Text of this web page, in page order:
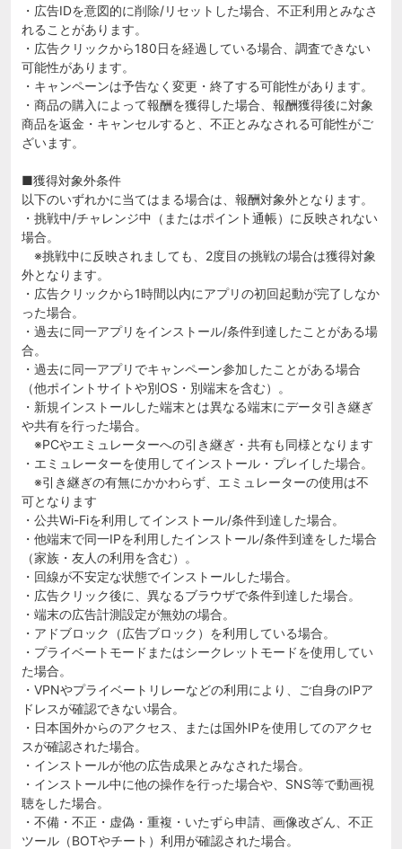
・広告IDを意図的に削除/リセットした場合、不正利用とみなさ
れることがあります。
・広告クリックから180日を経過している場合、調査できない
可能性があります。
・キャンペーンは予告なく変更・終了する可能性があります。
・商品の購入によって報酬を獲得した場合、報酬獲得後に対象
商品を返金・キャンセルすると、不正とみなされる可能性がご
ざいます。
■獲得対象外条件
以下のいずれかに当てはまる場合は、報酬対象外となります。
・挑戦中/チャレンジ中（またはポイント通帳）に反映されない
場合。
※挑戦中に反映されましても、2度目の挑戦の場合は獲得対象
外となります。
・広告クリックから1時間以内にアプリの初回起動が完了しなか
った場合。
・過去に同一アプリをインストール/条件到達したことがある場
合。
・過去に同一アプリでキャンペーン参加したことがある場合
（他ポイントサイトや別OS・別端末を含む）。
・新規インストールした端末とは異なる端末にデータ引き継ぎ
や共有を行った場合。
※PCやエミュレーターへの引き継ぎ・共有も同様となります
・エミュレーターを使用してインストール・プレイした場合。
※引き継ぎの有無にかかわらず、エミュレーターの使用は不
可となります
・公共Wi-Fiを利用してインストール/条件到達した場合。
・他端末で同一IPを利用したインストール/条件到達をした場合
（家族・友人の利用を含む）。
・回線が不安定な状態でインストールした場合。
・広告クリック後に、異なるブラウザで条件到達した場合。
・端末の広告計測設定が無効の場合。
・アドブロック（広告ブロック）を利用している場合。
・プライベートモードまたはシークレットモードを使用してい
た場合。
・VPNやプライベートリレーなどの利用により、ご自身のIPア
ドレスが確認できない場合。
・日本国外からのアクセス、または国外IPを使用してのアクセ
スが確認された場合。
・インストールが他の広告成果とみなされた場合。
・インストール中に他の操作を行った場合や、SNS等で動画視
聴をした場合。
・不備・不正・虚偽・重複・いたずら申請、画像改ざん、不正
ツール（BOTやチート）利用が確認された場合。